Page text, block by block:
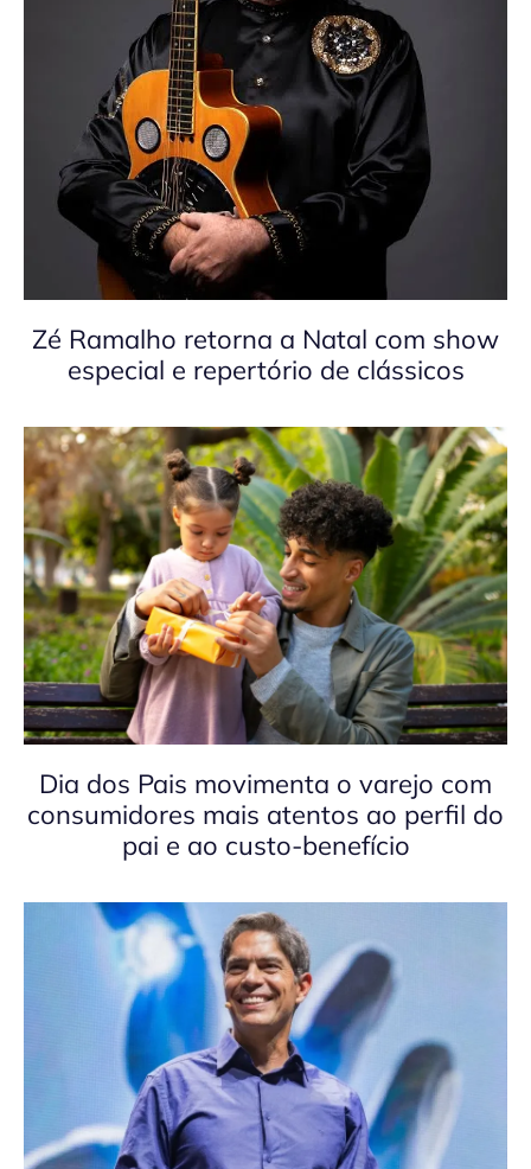
Zé Ramalho retorna a Natal com show
especial e repertório de clássicos
Dia dos Pais movimenta o varejo com
consumidores mais atentos ao perfil do
pai e ao custo-benefício